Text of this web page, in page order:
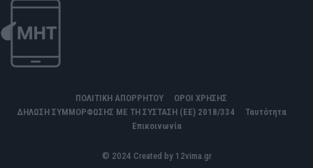
ΠΟΛΙΤΙΚΗ ΑΠΟΡΡΗΤΟΥ
ΟΡΟΙ ΧΡΗΣΗΣ
ΔΗΛΩΣΗ ΣΥΜΜΟΡΦΩΣΗΣ ΜΕ ΤΗ ΣΥΣΤΑΣΗ (ΕΕ) 2018/334
Ταυτότητα
Επικοινωνία
© 2024 Created by 12vima.gr